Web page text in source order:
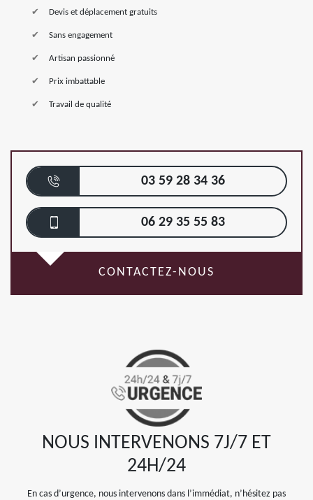
Devis et déplacement gratuits
Sans engagement
Artisan passionné
Prix imbattable
Travail de qualité
03 59 28 34 36
06 29 35 55 83
CONTACTEZ-NOUS
NOUS INTERVENONS 7J/7 ET
24H/24
En cas d’urgence, nous intervenons dans l’immédiat, n’hésitez pas